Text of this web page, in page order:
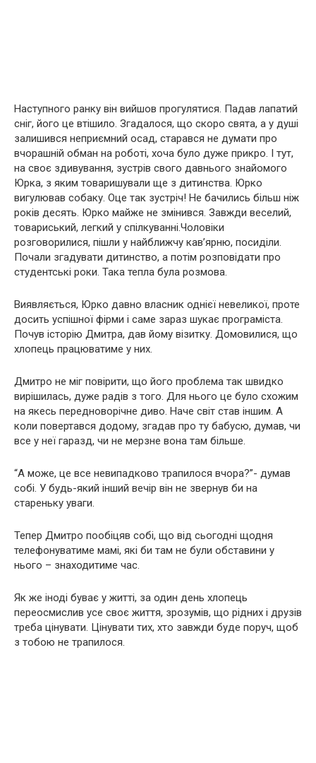
Наступного ранку він вийшов прогулятися. Падав лапатий
сніг, його це втішило. Згадалося, що скоро свята, а у душі
залишився неприємний осад, старався не думати про
вчорашній обман на роботі, хоча було дуже прикро. І тут,
на своє здивування, зустрів свого давнього знайомого
Юрка, з яким товаришували ще з дитинства. Юрко
вигулював собаку. Оце так зустріч! Не бачились більш ніж
років десять. Юрко майже не змінився. Завжди веселий,
товариський, легкий у спілкуванні.Чоловіки
розговорилися, пішли у найближчу кав’ярню, посиділи.
Почали згадувати дитинство, а потім розповідати про
студентські роки. Така тепла була розмова.
Виявляється, Юрко давно власник однієї невеликої, проте
досить успішної фірми і саме зараз шукає програміста.
Почув історію Дмитра, дав йому візитку. Домовилися, що
хлопець працюватиме у них.
Дмитро не міг повірити, що його проблема так швидко
вирішилась, дуже радів з того. Для нього це було схожим
на якесь передноворічне диво. Наче світ став іншим. А
коли повертався додому, згадав про ту бабусю, думав, чи
все у неї гаразд, чи не мерзне вона там більше.
“А може, це все невипадково трапилося вчора?”- думав
собі. У будь-який інший вечір він не звернув би на
стареньку уваги.
Тепер Дмитро пообіцяв собі, що від сьогодні щодня
телефонуватиме мамі, які би там не були обставини у
нього – знаходитиме час.
Як же іноді буває у житті, за один день хлопець
переосмислив усе своє життя, зрозумів, що рідних і друзів
треба цінувати. Цінувати тих, хто завжди буде поруч, щоб
з тобою не трапилося.